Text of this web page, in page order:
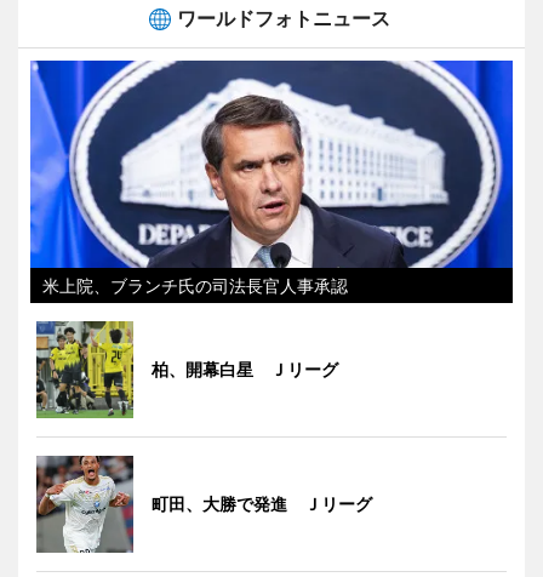
ワールドフォトニュース
米上院、ブランチ氏の司法長官人事承認
柏、開幕白星 Ｊリーグ
町田、大勝で発進 Ｊリーグ